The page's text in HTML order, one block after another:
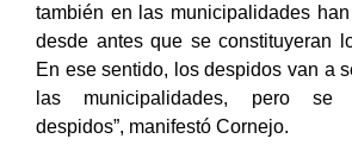
también en las municipalidades
desde antes que se constituyeran
En ese sentido, los despidos van a
las municipalidades, pero se
despidos”, manifestó Cornejo.